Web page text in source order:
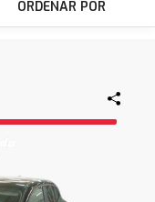
ORDENAR POR